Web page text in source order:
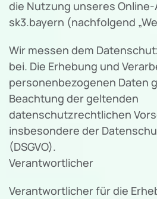
die Nutzung unseres
sk3.bayern (nachfolgend
Wir messen dem
bei. Die Erhebung und
personenbezogenen Daten
Beachtung der geltenden
datenschutzrechtlichen
insbesondere der
(DSGVO).
Verantwortlicher
Verantwortlicher für die